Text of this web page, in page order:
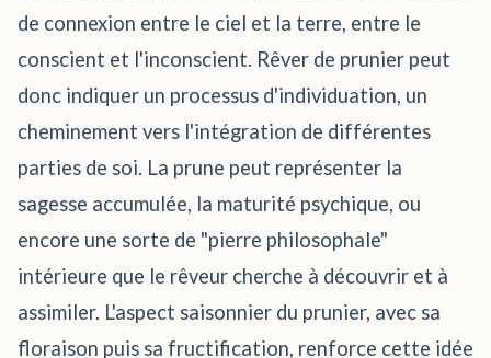
de connexion entre le ciel et la terre, entre le
conscient et l'inconscient. Rêver de prunier peut
donc indiquer un processus d'individuation, un
cheminement vers l'intégration de différentes
parties de soi. La prune peut représenter la
sagesse accumulée, la maturité psychique, ou
encore une sorte de "pierre philosophale"
intérieure que le rêveur cherche à découvrir et à
assimiler. L'aspect saisonnier du prunier, avec sa
floraison puis sa fructification, renforce cette idée